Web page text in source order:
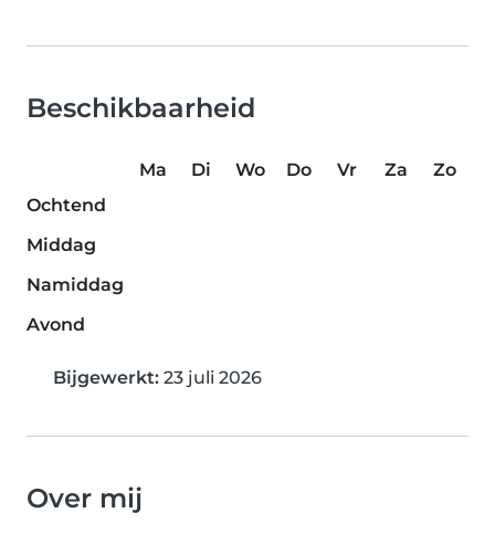
Beschikbaarheid
Ma Di Wo Do Vr Za
Zo
Ochtend
Middag
Namiddag
Avond
Bijgewerkt: 23 juli 2026
Over mij